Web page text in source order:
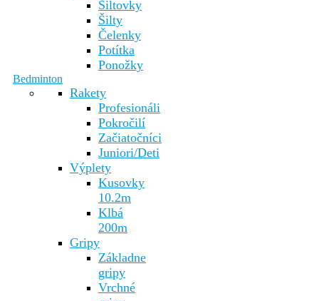
Šiltovky
Šilty
Čelenky
Potítka
Ponožky
Bedminton
Rakety
Profesionáli
Pokročilí
Začiatočníci
Juniori/Deti
Výplety
Kusovky
10.2m
Klbá
200m
Gripy
Základne
gripy
Vrchné